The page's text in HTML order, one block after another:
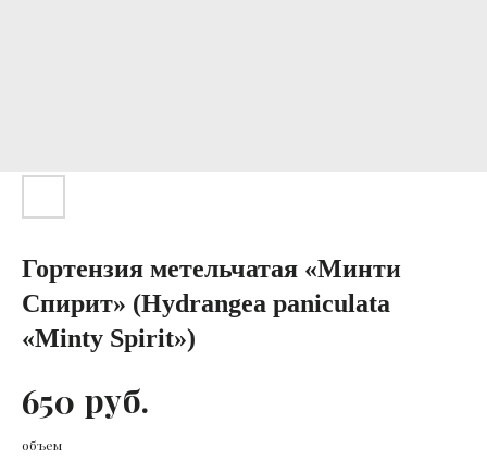
Гортензия метельчатая «Минти
Спирит» (Hydrangea paniculata
«Minty Spirit»)
650 руб.
объем